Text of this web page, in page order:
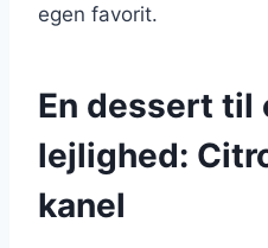
egen favorit.
En dessert til
lejlighed:
kanel